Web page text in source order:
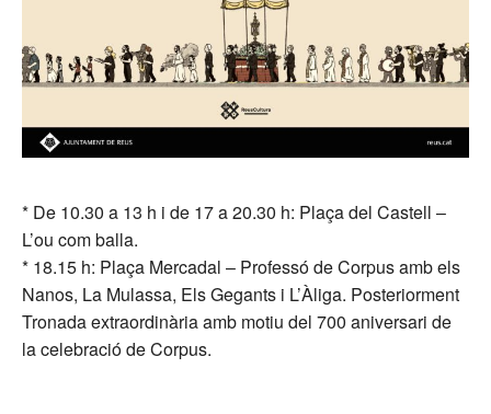
* De 10.30 a 13 h i de 17 a 20.30 h: Plaça del Castell –
L’ou com balla.
* 18.15 h: Plaça Mercadal – Professó de Corpus amb els
Nanos, La Mulassa, Els Gegants i L’Àliga. Posteriorment
Tronada extraordinària amb motiu del 700 aniversari de
la celebració de Corpus.